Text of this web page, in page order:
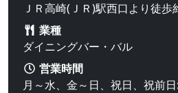
ＪＲ高崎(ＪＲ)駅西口より徒歩
業種
ダイニングバー・バル
営業時間
月～水、金～日、祝日、祝前